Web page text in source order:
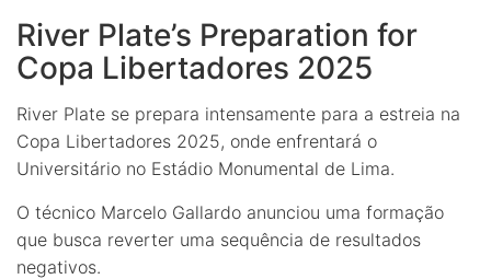
River Plate’s Preparation for
Copa Libertadores 2025
River Plate se prepara intensamente para a estreia na
Copa Libertadores 2025, onde enfrentará o
Universitário no Estádio Monumental de Lima.
O técnico Marcelo Gallardo anunciou uma formação
que busca reverter uma sequência de resultados
negativos.